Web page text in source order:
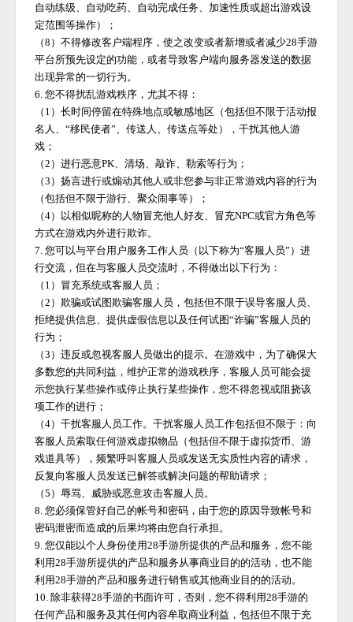
自动练级、自动吃药、自动完成任务、加速性质或超出游戏设
定范围等操作）；
（8）不得修改客户端程序，使之改变或者新增或者减少28手游
平台所预先设定的功能，或者导致客户端向服务器发送的数据
出现异常的一切行为。
6. 您不得扰乱游戏秩序，尤其不得：
（ 1）长时间停留在特殊地点或敏感地区（包括但不限于活动报
名人、“移民使者”、传送人、传送点等处），干扰其他人游
戏；
（2）进行恶意PK、清场、敲诈、勒索等行为；
（3）扬言进行或煽动其他人或非您参与非正常游戏内容的行为
（包括但不限于游行、聚众闹事等）；
（4）以相似昵称的人物冒充他人好友、冒充NPC或官方角色等
方式在游戏内外进行欺诈。
7. 您可以与平台用户服务工作人员（以下称为“客服人员”）进
行交流，但在与客服人员交流时，不得做出以下行为：
（ 1）冒充系统或客服人员；
（2）欺骗或试图欺骗客服人员，包括但不限于误导客服人员、
拒绝提供信息、提供虚假信息以及任何试图“诈骗”客服人员的
行为；
（3）违反或忽视客服人员做出的提示。在游戏中，为了确保大
多数您的共同利益，维护正常的游戏秩序，客服人员可能会提
示您执行某些操作或停止执行某些操作，您不得忽视或阻挠该
项工作的进行；
（4）干扰客服人员工作。干扰客服人员工作包括但不限于：向
客服人员索取任何游戏虚拟物品（包括但不限于虚拟货币、游
戏道具等），频繁呼叫客服人员或发送无实质性内容的请求，
反复向客服人员发送已解答或解决问题的帮助请求；
（5）辱骂、威胁或恶意攻击客服人员。
8. 您必须保管好自己的帐号和密码，由于您的原因导致帐号和
密码泄密而造成的后果均将由您自行承担。
9. 您仅能以个人身份使用28手游所提供的产品和服务，您不能
利用28手游所提供的产品和服务从事商业目的的活动，也不能
利用28手游的产品和服务进行销售或其他商业目的的活动。
10. 除非获得28手游的书面许可，否则，您不得利用28手游的
任何产品和服务及其任何内容牟取商业利益，包括但不限于充